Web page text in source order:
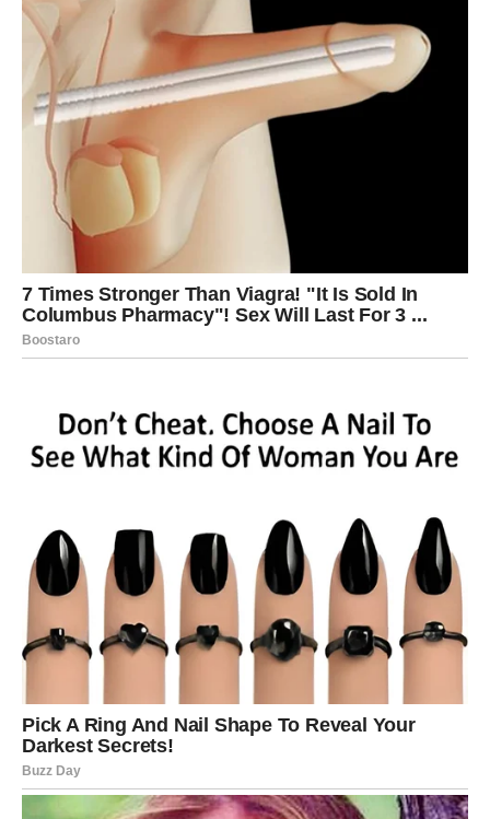
prošlost će pronaći njih.
Osoba iz prošlosti želi novi početak
Neko ko je nekada bio veoma važan u vašem životu nije
uspeo da pronađe ono što je imao sa vama. Bez obzira na
vreme koje je prošlo, ta osoba i dalje vas poredi sa svim
ljudima koje je upoznala nakon raskida.
Zbog toga će uskoro skupiti hrabrost i pokušati da obnovi
kontakt. Moguće je da ćete biti potpuno zatečeni jer ste
bili uvereni da je ta priča završena zauvek.
Iako ste mislili da ste sve ostavili iza sebe, jedan susret ili
razgovor mogao bi probuditi emocije koje su dugo bile
ali ćete svakako početi drugačije da gledate na ono što se
nekada dogodilo.
Biće vam potrebno vreme da shvatite šta zapravo
osećate. Upravo zato ne treba žuriti sa zaključcima niti
donositi odluke pod pritiskom emocija.
Sudbina vam daje priliku da ispravite ono
što je ostalo nedorečeno
Postoje ljubavne priče koje se ne završavaju onda kada